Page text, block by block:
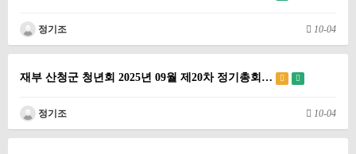
정기조 10-04
재부 산청군 청년회 2025년 09월 제20차 정기총회…
정기조 10-04